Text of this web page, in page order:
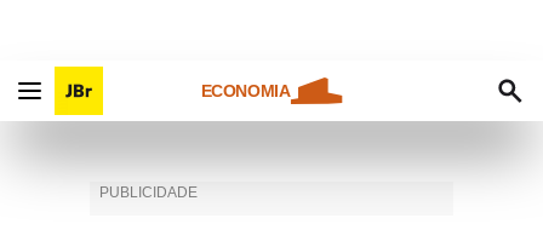
ECONOMIA